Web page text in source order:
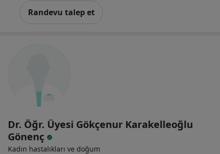
Randevu talep et
Dr. Öğr. Üyesi Gökçenur Karakelleoğlu
Gönenç
Kadın hastalıkları ve doğum